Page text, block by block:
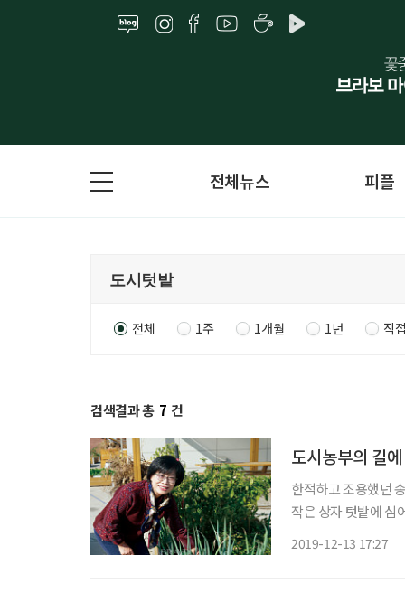
전체뉴스 피플
전체 1주 1개월 1년 직
검색결과 총 7 건
도시농부의 길
한적하고 조용했던
작은 상자 텃밭에 심
2019-12-13 17:27